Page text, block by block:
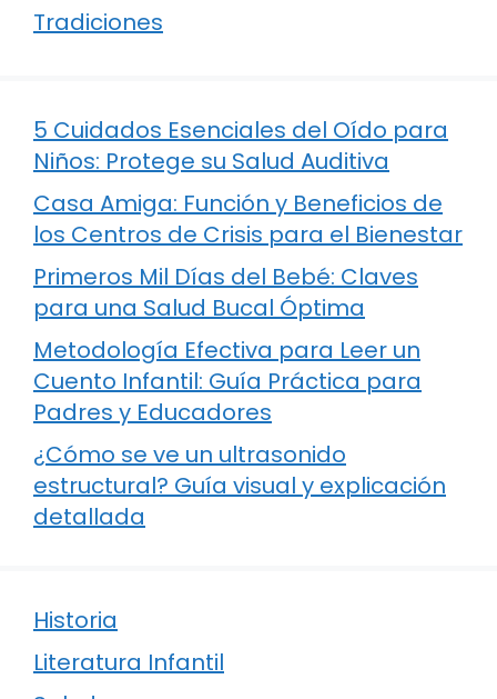
Tradiciones
5 Cuidados Esenciales del Oído para
Niños: Protege su Salud Auditiva
Casa Amiga: Función y Beneficios de
los Centros de Crisis para el Bienestar
Primeros Mil Días del Bebé: Claves
para una Salud Bucal Óptima
Metodología Efectiva para Leer un
Cuento Infantil: Guía Práctica para
Padres y Educadores
¿Cómo se ve un ultrasonido
estructural? Guía visual y explicación
detallada
Historia
Literatura Infantil